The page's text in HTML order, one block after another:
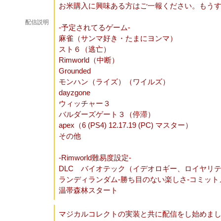
配信説明
お米購入に興味ある方はご一報ください。もう
-予定されてるゲーム-
麻雀（サンマ好き・たまにヨンマ）
スト６（逃亡）
Rimworld（中断）
Grounded
モンハン（ライズ）（ワイルズ）
dayzgone
ウィッチャー３
バルダーズゲート３（停滞）
apex（6 (PS4) 12.17.19 (PC) マスター）
その他
-Rimworld難易度設定-
DLC バイオテック（イデオロギー、ロイヤリテ
ランディランダム-勝ち目のない楽しさ-コミット
温帯森林スタート
マジカルコレクトの実装と共に配信をし始めま